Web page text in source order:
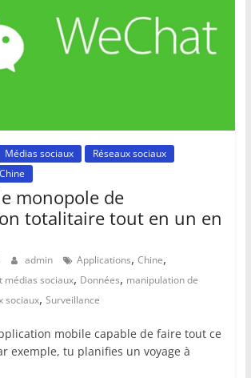
Médias sociaux
Réseaux sociaux
monopole de
totalitaire tout en un en
admin Applications, Chine,
médias sociaux, Données, manipulation de
sociaux, Surveillance
mobile capable de faire tout ce
exemple, tu planifies un voyage à